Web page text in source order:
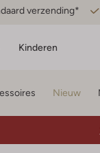
verzending*
Kinderen
Nieuw